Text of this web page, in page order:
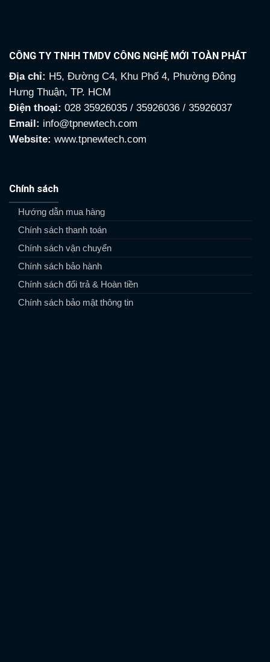
CÔNG TY TNHH TMDV CÔNG NGHỆ MỚI TOÀN PHÁT
Địa chỉ: H5, Đường C4, Khu Phố 4, Phường Đông
Hưng Thuận, TP. HCM
Điện thoại: 028 35926035 / 35926036 / 35926037
Email: info@tpnewtech.com
Website: www.tpnewtech.com
Chính sách
Hướng dẫn mua hàng
Chính sách thanh toán
Chính sách vận chuyển
Chính sách bảo hành
Chính sách đổi trả & Hoàn tiền
Chính sách bảo mật thông tin